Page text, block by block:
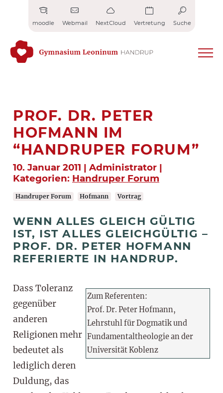
moodle Webmail NextCloud Vertretung Suche
PROF. DR. PETER
HOFMANN IM
“HANDRUPER FORUM”
10. Januar 2011 | Administrator |
Kategorien: Handruper Forum
Handruper Forum Hofmann Vortrag
WENN ALLES GLEICH GÜLTIG
IST, IST ALLES GLEICHGÜLTIG –
PROF. DR. PETER HOFMANN
REFERIERTE IN HANDRUP.
Zum Referenten:
Prof. Dr. Peter Hofmann,
Lehrstuhl für Dogmatik und
Fundamentaltheologie an der
Universität Koblenz
Dass Toleranz
gegenüber
anderen
Religionen mehr
bedeutet als
lediglich deren
Duldung, das